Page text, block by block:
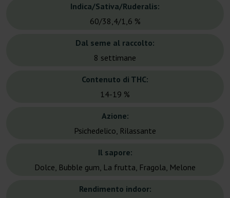
Indica/Sativa/Ruderalis:
60/38,4/1,6 %
Dal seme al raccolto:
8 settimane
Contenuto di THC:
14-19 %
Azione:
Psichedelico, Rilassante
Il sapore:
Dolce, Bubble gum, La frutta, Fragola, Melone
Rendimento indoor: